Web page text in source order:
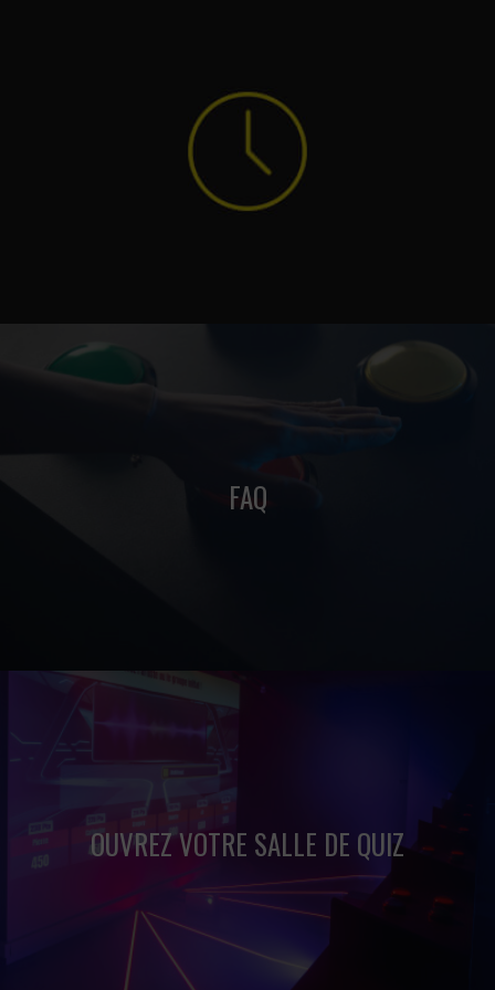
expérience en équipe.
FAQ
Vous trouverez ici les réponses à vos questions.
OUVREZ VOTRE SALLE DE QUIZ